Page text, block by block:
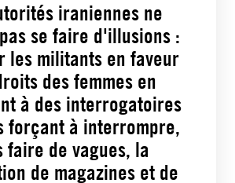
iraniennes ne
se faire d'illusions :
les militants en faveur
des femmes en
à des interrogatoires
forçant à interrompre,
faire de vagues, la
de magazines et de